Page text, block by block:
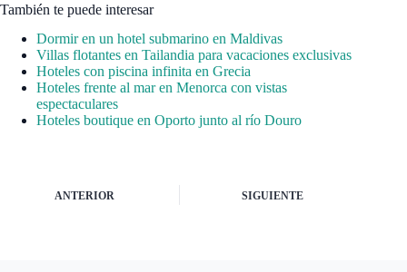
También te puede interesar
Dormir en un hotel submarino en Maldivas
Villas flotantes en Tailandia para vacaciones exclusivas
Hoteles con piscina infinita en Grecia
Hoteles frente al mar en Menorca con vistas
espectaculares
Hoteles boutique en Oporto junto al río Douro
ANTERIOR SIGUIENTE